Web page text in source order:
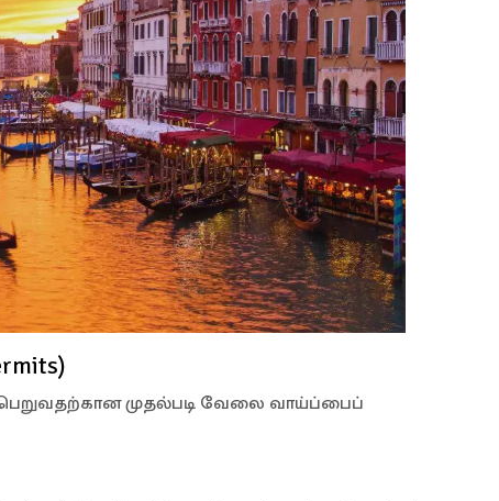
முதல்படி வேலை வாய்ப்பைப்